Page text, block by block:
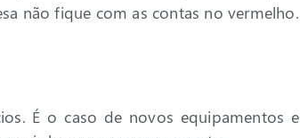
não fique com as contas no vermelho.
É o caso de novos equipamentos e